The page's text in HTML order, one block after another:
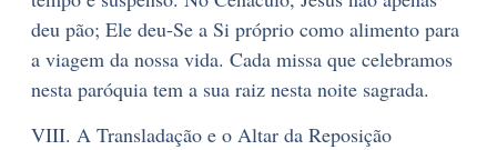
deu pão; Ele deu-Se a Si próprio como alimento para
a viagem da nossa vida. Cada missa que celebramos
nesta paróquia tem a sua raiz nesta noite sagrada.
VIII. A Transladação e o Altar da Reposição